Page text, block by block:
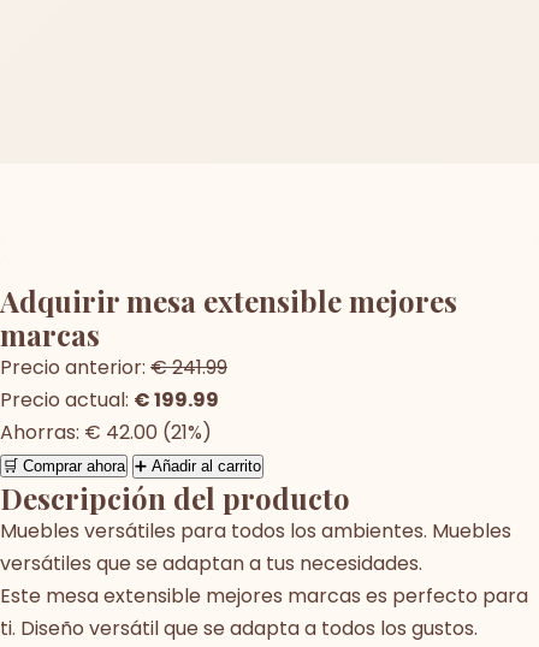
Adquirir mesa extensible mejores
marcas
Precio anterior: € 241.99
Precio actual: € 199.99
Ahorras: € 42.00 (21%)
🛒 Comprar ahora ➕ Añadir al carrito
Descripción del producto
Muebles versátiles para todos los ambientes. Muebles
versátiles que se adaptan a tus necesidades.
Este mesa extensible mejores marcas es perfecto para
ti. Diseño versátil que se adapta a todos los gustos.